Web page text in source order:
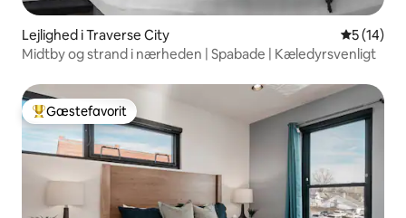
Lejlighed i Traverse City 5 ud af 5 i
5 (14)
Midtby og strand i nærheden | Spabade | Kæledyrsvenligt
Bedste gæstefavorit
Gæstefavorit